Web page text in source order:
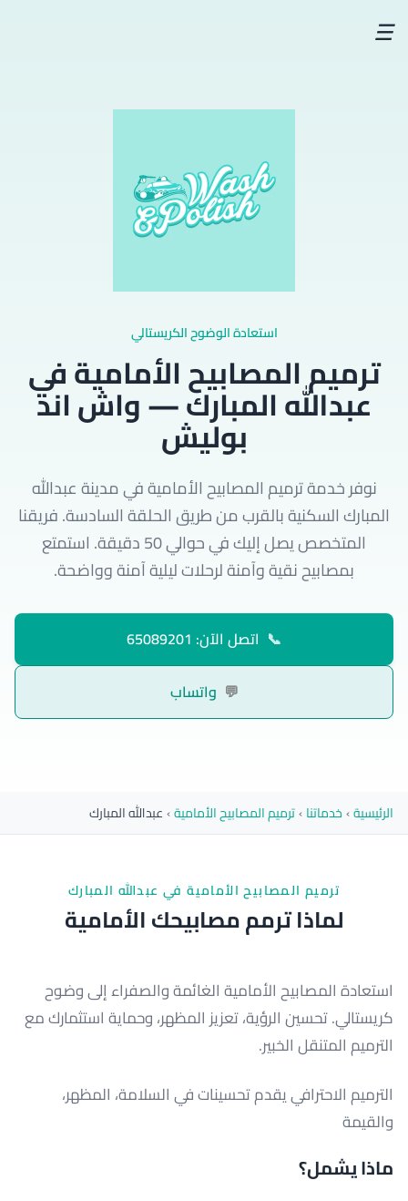
☰
استعادة الوضوح الكريستالي
ترميم المصابيح الأمامية في
عبدالله المبارك — واش اند
بوليش
نوفر خدمة ترميم المصابيح الأمامية في مدينة عبدالله
المبارك السكنية بالقرب من طريق الحلقة السادسة. فريقنا
المتخصص يصل إليك في حوالي 50 دقيقة. استمتع
بمصابيح نقية وآمنة لرحلات ليلية آمنة وواضحة.
📞 اتصل الآن: 65089201
💬 واتساب
الرئيسية›خدماتنا›ترميم المصابيح الأمامية›عبدالله المبارك
ترميم المصابيح الأمامية في عبدالله المبارك
لماذا ترمم مصابيحك الأمامية
استعادة المصابيح الأمامية الغائمة والصفراء إلى وضوح
كريستالي. تحسين الرؤية، تعزيز المظهر، وحماية استثمارك مع
الترميم المتنقل الخبير.
الترميم الاحترافي يقدم تحسينات في السلامة، المظهر،
والقيمة
ماذا يشمل؟